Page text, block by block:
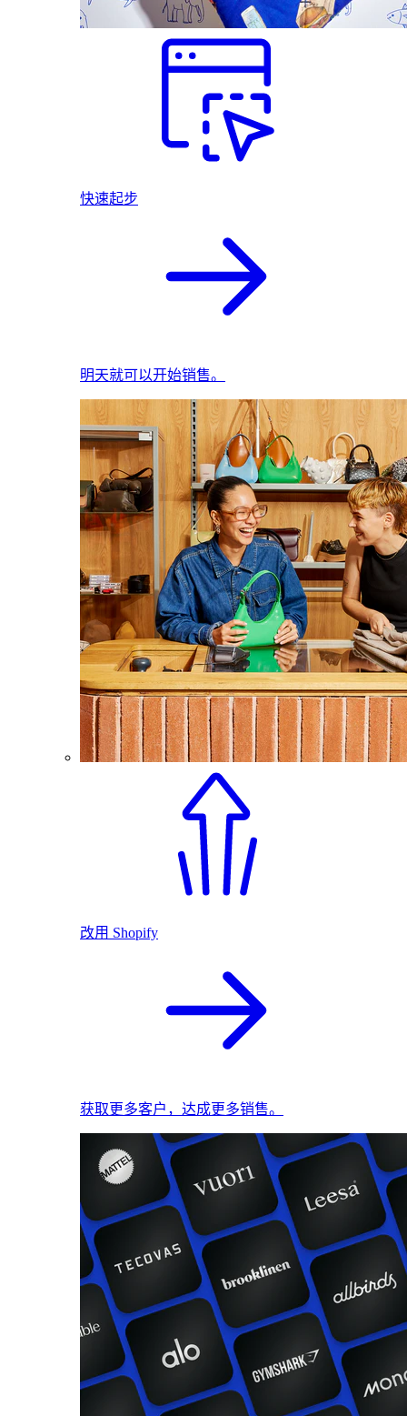
快速起步
明天就可以开始销售。
改用 Shopify
获取更多客户，达成更多销售。